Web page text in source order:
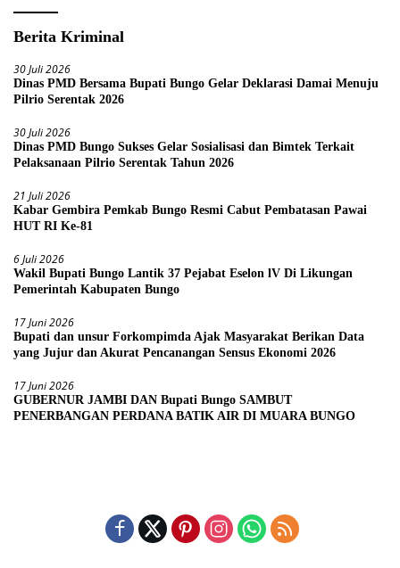
Berita Kriminal
30 Juli 2026
Dinas PMD Bersama Bupati Bungo Gelar Deklarasi Damai Menuju
Pilrio Serentak 2026
30 Juli 2026
Dinas PMD Bungo Sukses Gelar Sosialisasi dan Bimtek Terkait
Pelaksanaan Pilrio Serentak Tahun 2026
21 Juli 2026
Kabar Gembira Pemkab Bungo Resmi Cabut Pembatasan Pawai
HUT RI Ke-81
6 Juli 2026
Wakil Bupati Bungo Lantik 37 Pejabat Eselon lV Di Likungan
Pemerintah Kabupaten Bungo
17 Juni 2026
Bupati dan unsur Forkompimda Ajak Masyarakat Berikan Data
yang Jujur dan Akurat Pencanangan Sensus Ekonomi 2026
17 Juni 2026
GUBERNUR JAMBI DAN Bupati Bungo SAMBUT
PENERBANGAN PERDANA BATIK AIR DI MUARA BUNGO